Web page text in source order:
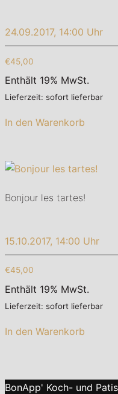
24.09.2017, 14:00 Uhr
€45,00
Enthält 19% MwSt.
Lieferzeit: sofort lieferbar
In den Warenkorb
Bonjour les tartes!
15.10.2017, 14:00 Uhr
€45,00
Enthält 19% MwSt.
Lieferzeit: sofort lieferbar
In den Warenkorb
BonApp' Koch- und